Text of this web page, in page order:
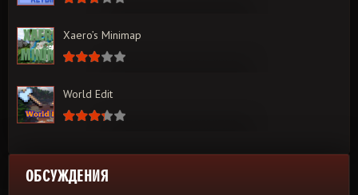
Xaero’s Minimap
World Edit
ОБСУЖДЕНИЯ